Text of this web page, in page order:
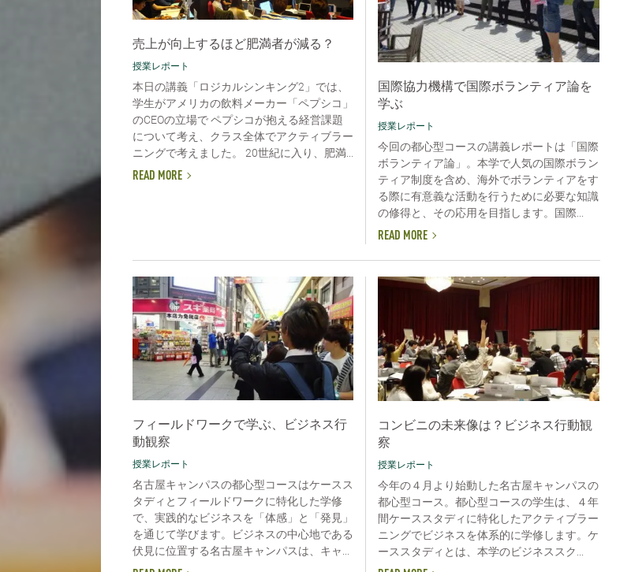
売上が向上するほど肥満者が減る？
授業レポート
本日の講義「ロジカルシンキング2」では、
学生がアメリカの飲料メーカー「ペプシコ」
のCEOの立場で ペプシコが抱える経営課題
について考え、クラス全体でアクティブラー
ニングで考えました。 20世紀に入り、肥満...
READ MORE
国際協力機構で国際ボランティア論を
学ぶ
授業レポート
今回の都心型コースの講義レポートは「国際
ボランティア論」。本学で人気の国際ボラン
ティア制度を含め、海外でボランティアをす
る際に有意義な活動を行うために必要な知識
の修得と、その応用を目指します。国際...
READ MORE
フィールドワークで学ぶ、ビジネス行
動観察
授業レポート
名古屋キャンパスの都心型コースはケースス
タディとフィールドワークに特化した学修
で、実践的なビジネスを「体感」と「発見」
を通じて学びます。ビジネスの中心地である
伏見に位置する名古屋キャンパスは、キャ...
コンビニの未来像は？ビジネス行動観
察
授業レポート
今年の４月より始動した名古屋キャンパスの
都心型コース。都心型コースの学生は、４年
間ケーススタディに特化したアクティブラー
ニングでビジネスを体系的に学修します。ケ
ーススタディとは、本学のビジネススク...